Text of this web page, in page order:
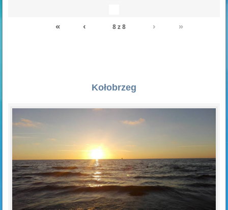
« ‹ 8z8 › »
Kołobrzeg